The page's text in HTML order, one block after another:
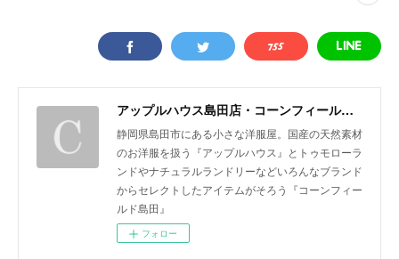
アップルハウス島田店・コーンフィールド島田
静岡県島田市にある小さな洋服屋。国産の天然素材
のお洋服を扱う『アップルハウス』とトゥモローラ
ンドやナチュラルランドリーなどいろんなブランド
からセレクトしたアイテムがそろう『コーンフィー
ルド島田』
フォロー